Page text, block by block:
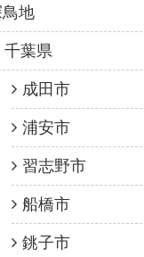
地
千葉県
成田市
浦安市
習志野市
船橋市
銚子市